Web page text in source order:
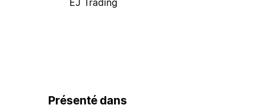
Présenté dans